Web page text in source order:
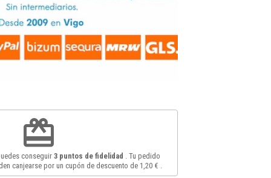
redeem
conseguir 3 puntos de fidelidad . Tu pedido
canjearse por un cupón de descuento de 1,20 €